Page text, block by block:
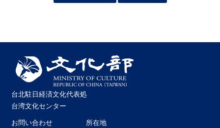
台北駐日経済文化代表処
台湾文化センター
お問い合わせ 所在地